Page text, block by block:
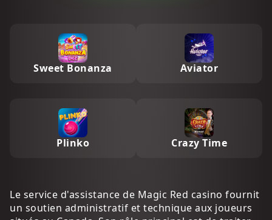
Sweet Bonanza Aviator
Plinko Crazy Time
Le service d'assistance de Magic Red casino fournit
un soutien administratif et technique aux joueurs